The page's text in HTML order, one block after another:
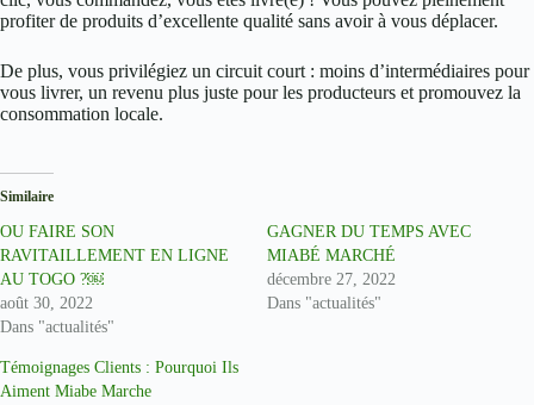
profiter de produits d’excellente qualité sans avoir à vous déplacer.
De plus, vous privilégiez un circuit court : moins d’intermédiaires pour
vous livrer, un revenu plus juste pour les producteurs et promouvez la
consommation locale.
Similaire
OU FAIRE SON
RAVITAILLEMENT EN LIGNE
AU TOGO ?￼
août 30, 2022
Dans "actualités"
GAGNER DU TEMPS AVEC
MIABÉ MARCHÉ
décembre 27, 2022
Dans "actualités"
Témoignages Clients : Pourquoi Ils
Aiment Miabe Marche